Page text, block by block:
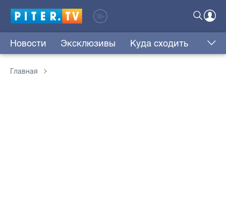
Новости Эксклюзивы Куда сходить
Главная